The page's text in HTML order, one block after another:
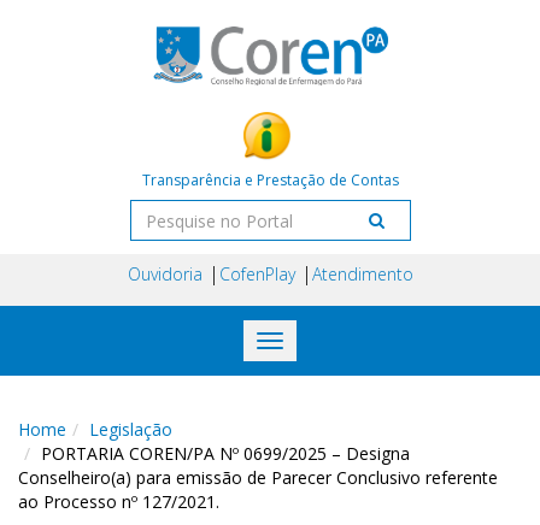
Transparência e Prestação de Contas
Ouvidoria CofenPlay Atendimento
Toggle
navigation
Home
Legislação
PORTARIA COREN/PA Nº 0699/2025 – Designa
Conselheiro(a) para emissão de Parecer Conclusivo referente
ao Processo nº 127/2021.